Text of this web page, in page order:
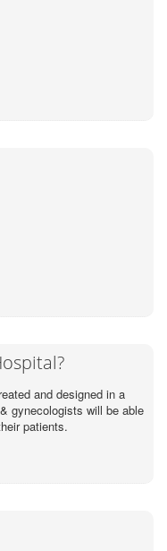
and designed in a
gynecologists will be able
patients.